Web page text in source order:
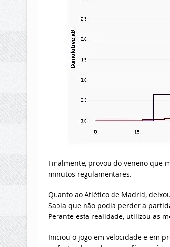
Finalmente, provou do veneno que
minutos regulamentares.
Quanto ao Atlético de Madrid,
Sabia que não podia perder a
Perante esta realidade, utilizou as
Iniciou o jogo em velocidade e em